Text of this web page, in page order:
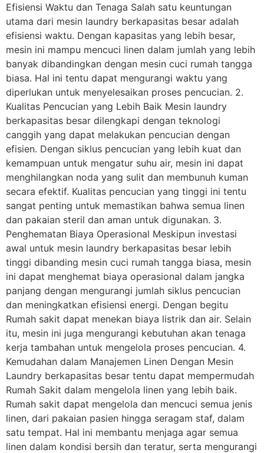
Efisiensi Waktu dan Tenaga Salah satu keuntungan
utama dari mesin laundry berkapasitas besar adalah
efisiensi waktu. Dengan kapasitas yang lebih besar,
mesin ini mampu mencuci linen dalam jumlah yang lebih
banyak dibandingkan dengan mesin cuci rumah tangga
biasa. Hal ini tentu dapat mengurangi waktu yang
diperlukan untuk menyelesaikan proses pencucian. 2.
Kualitas Pencucian yang Lebih Baik Mesin laundry
berkapasitas besar dilengkapi dengan teknologi
canggih yang dapat melakukan pencucian dengan
efisien. Dengan siklus pencucian yang lebih kuat dan
kemampuan untuk mengatur suhu air, mesin ini dapat
menghilangkan noda yang sulit dan membunuh kuman
secara efektif. Kualitas pencucian yang tinggi ini tentu
sangat penting untuk memastikan bahwa semua linen
dan pakaian steril dan aman untuk digunakan. 3.
Penghematan Biaya Operasional Meskipun investasi
awal untuk mesin laundry berkapasitas besar lebih
tinggi dibanding mesin cuci rumah tangga biasa, mesin
ini dapat menghemat biaya operasional dalam jangka
panjang dengan mengurangi jumlah siklus pencucian
dan meningkatkan efisiensi energi. Dengan begitu
Rumah sakit dapat menekan biaya listrik dan air. Selain
itu, mesin ini juga mengurangi kebutuhan akan tenaga
kerja tambahan untuk mengelola proses pencucian. 4.
Kemudahan dalam Manajemen Linen Dengan Mesin
Laundry berkapasitas besar tentu dapat mempermudah
Rumah Sakit dalam mengelola linen yang lebih baik.
Rumah sakit dapat mengelola dan mencuci semua jenis
linen, dari pakaian pasien hingga seragam staf, dalam
satu tempat. Hal ini membantu menjaga agar semua
linen dalam kondisi bersih dan teratur, serta mengurangi